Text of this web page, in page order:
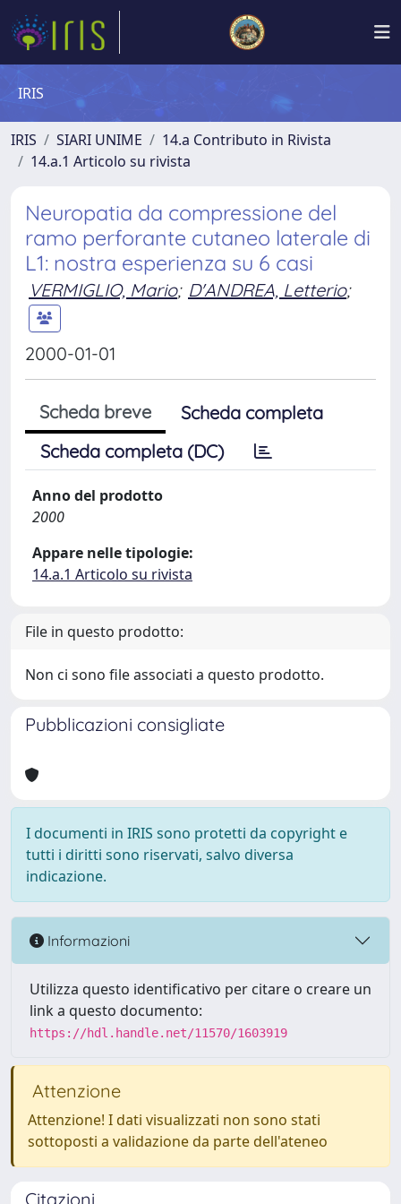
IRIS
IRIS SIARI UNIME
14.a Contributo in Rivista
14.a.1 Articolo su rivista
Neuropatia da compressione del
ramo perforante cutaneo laterale di
L1: nostra esperienza su 6 casi
VERMIGLIO, Mario; D'ANDREA, Letterio;
2000-01-01
Scheda breve
Scheda completa
Scheda completa (DC)
Anno del prodotto
2000
Appare nelle tipologie:
14.a.1 Articolo su rivista
File in questo prodotto:
Non ci sono file associati a questo prodotto.
Pubblicazioni consigliate
I documenti in IRIS sono protetti da copyright e
tutti i diritti sono riservati, salvo diversa
indicazione.
Informazioni
Utilizza questo identificativo per citare o creare un
link a questo documento:
https://hdl.handle.net/11570/1603919
Attenzione
Attenzione! I dati visualizzati non sono stati
sottoposti a validazione da parte dell'ateneo
Citazioni